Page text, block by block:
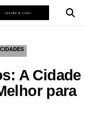
CIDADES
A Cidade
para